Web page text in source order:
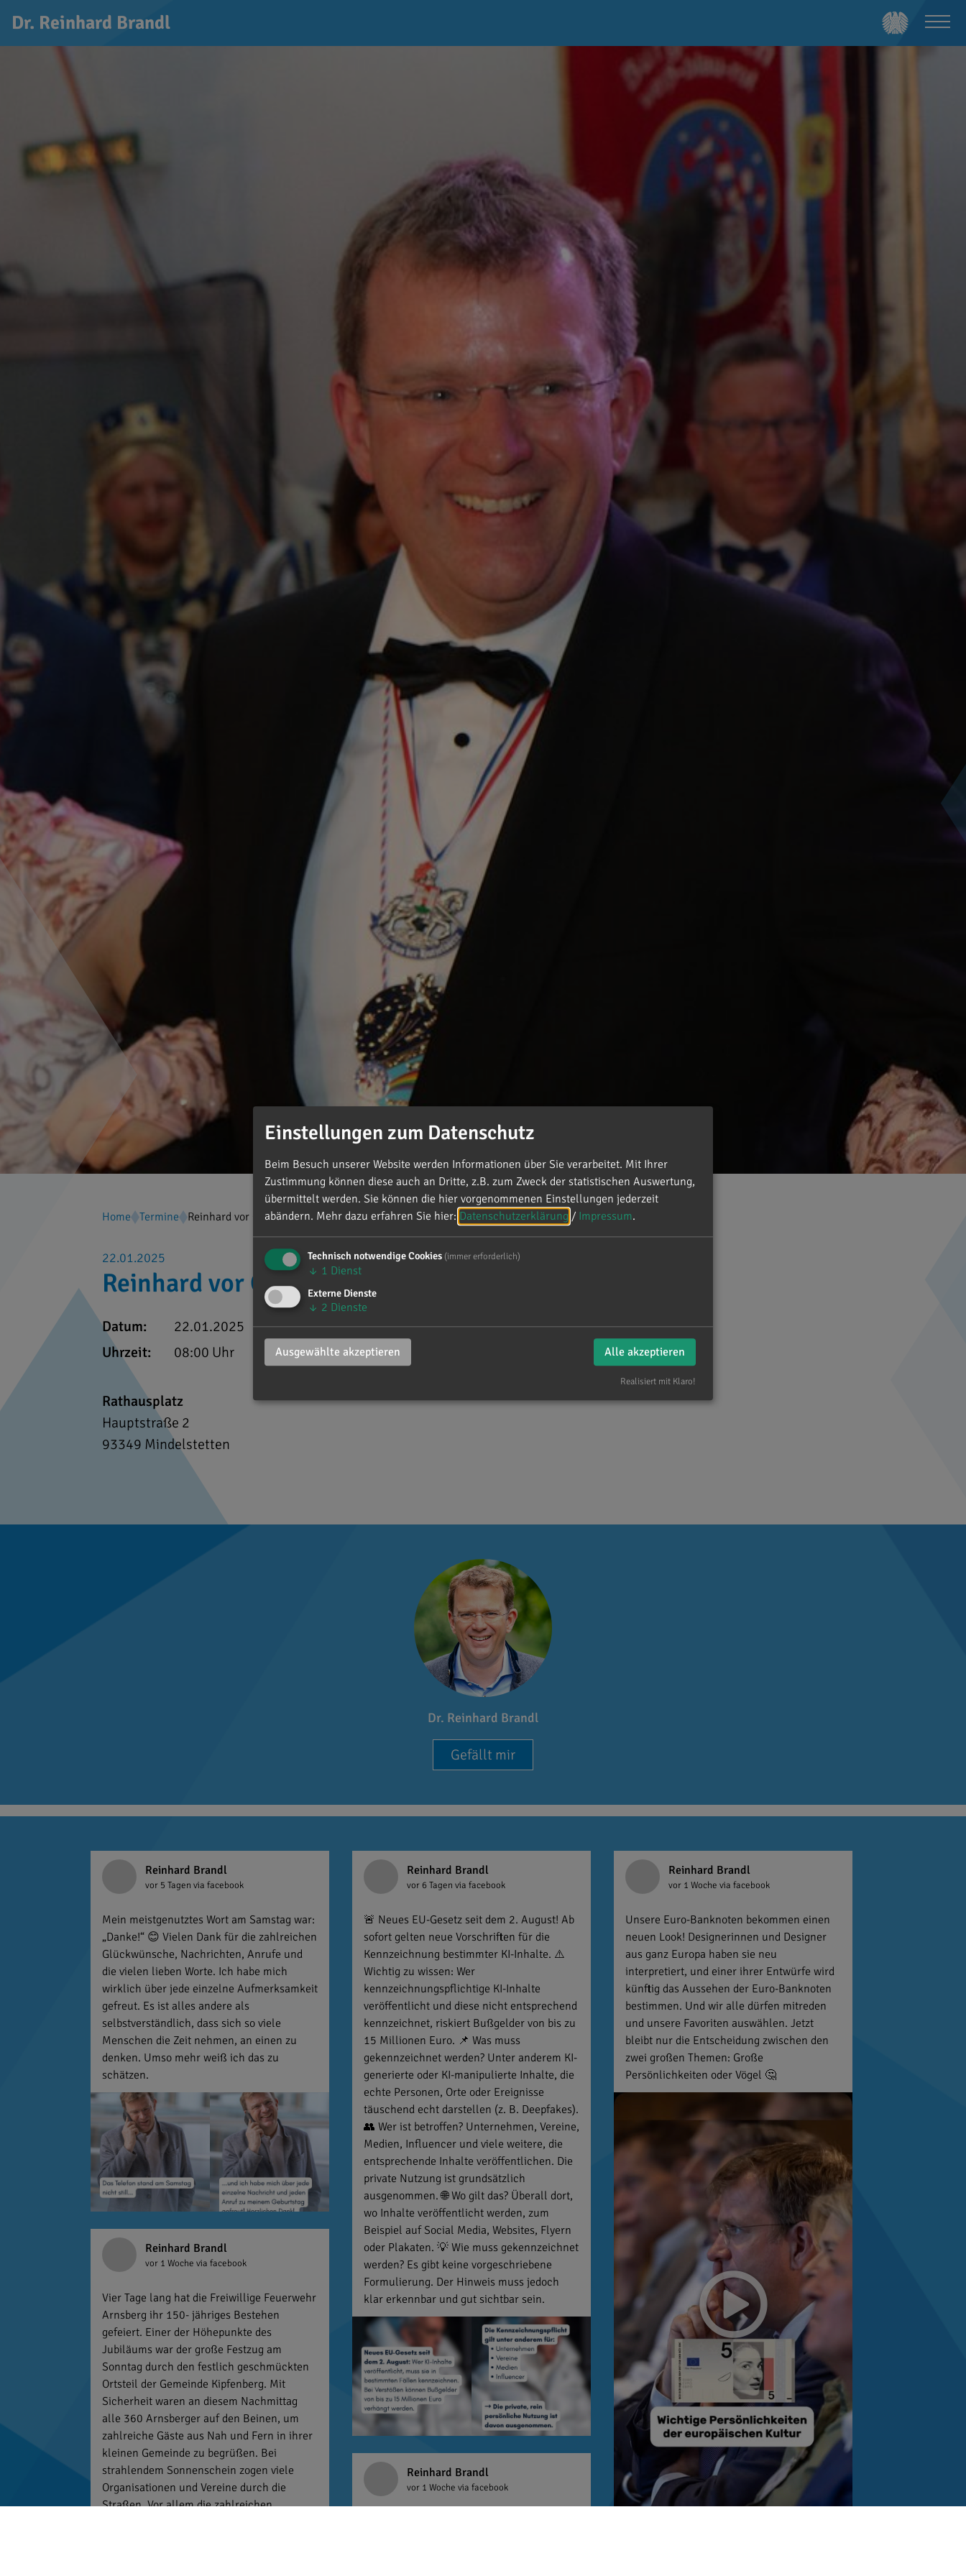
Dr. Reinhard Brandl
Home Termine Reinhard vor Ort in Mindelstetten
22.01.2025
Reinhard vor Ort in Mindelstetten
Datum:
22.01.2025
Uhrzeit:
08:00 Uhr
Rathausplatz
Hauptstraße 2
93349 Mindelstetten
Dr. Reinhard Brandl
Gefällt mir
Reinhard Brandl
vor 5 Tagen via facebook
Mein meistgenutztes Wort am Samstag war:
„Danke!“ 😊 Vielen Dank für die zahlreichen
Glückwünsche, Nachrichten, Anrufe und
die vielen lieben Worte. Ich habe mich
wirklich über jede einzelne Aufmerksamkeit
gefreut. Es ist alles andere als
selbstverständlich, dass sich so viele
Menschen die Zeit nehmen, an einen zu
denken. Umso mehr weiß ich das zu
schätzen.
Reinhard Brandl
vor 6 Tagen via facebook
🚨 Neues EU-Gesetz seit dem 2. August! Ab
sofort gelten neue Vorschriften für die
Kennzeichnung bestimmter KI-Inhalte. ⚠️
Wichtig zu wissen: Wer
kennzeichnungspflichtige KI-Inhalte
veröffentlicht und diese nicht entsprechend
kennzeichnet, riskiert Bußgelder von bis zu
15 Millionen Euro. 📌 Was muss
gekennzeichnet werden? Unter anderem KI-
generierte oder KI-manipulierte Inhalte, die
echte Personen, Orte oder Ereignisse
täuschend echt darstellen (z. B. Deepfakes).
👥 Wer ist betroffen? Unternehmen, Vereine,
Medien, Influencer und viele weitere, die
entsprechende Inhalte veröffentlichen. Die
private Nutzung ist grundsätzlich
ausgenommen. 🌐 Wo gilt das? Überall dort,
wo Inhalte veröffentlicht werden, zum
Beispiel auf Social Media, Websites, Flyern
oder Plakaten. 💡 Wie muss gekennzeichnet
werden? Es gibt keine vorgeschriebene
Formulierung. Der Hinweis muss jedoch
klar erkennbar und gut sichtbar sein.
Reinhard Brandl
vor 1 Woche via facebook
Unsere Euro-Banknoten bekommen einen
neuen Look! Designerinnen und Designer
aus ganz Europa haben sie neu
interpretiert, und einer ihrer Entwürfe wird
künftig das Aussehen der Euro-Banknoten
bestimmen. Und wir alle dürfen mitreden
und unsere Favoriten auswählen. Jetzt
bleibt nur die Entscheidung zwischen den
zwei großen Themen: Große
Persönlichkeiten oder Vögel 🤔
Reinhard Brandl
vor 1 Woche via facebook
Vier Tage lang hat die Freiwillige Feuerwehr
Arnsberg ihr 150- jähriges Bestehen
gefeiert. Einer der Höhepunkte des
Jubiläums war der große Festzug am
Sonntag durch den festlich geschmückten
Ortsteil der Gemeinde Kipfenberg. Mit
Sicherheit waren an diesem Nachmittag
alle 360 Arnsberger auf den Beinen, um
zahlreiche Gäste aus Nah und Fern in ihrer
kleinen Gemeinde zu begrüßen. Bei
strahlendem Sonnenschein zogen viele
Organisationen und Vereine durch die
Straßen. Vor allem die zahlreichen
Reinhard Brandl
vor 1 Woche via facebook
Einstellungen zum Datenschutz
Beim Besuch unserer Website werden Informationen über Sie verarbeitet. Mit Ihrer
Zustimmung können diese auch an Dritte, z.B. zum Zweck der statistischen Auswertung,
übermittelt werden. Sie können die hier vorgenommenen Einstellungen jederzeit
abändern. Mehr dazu erfahren Sie hier: Datenschutzerklärung / Impressum.
Technisch notwendige Cookies (immer erforderlich)
↓ 1 Dienst
Externe Dienste
↓ 2 Dienste
Ausgewählte akzeptieren Alle akzeptieren
Realisiert mit Klaro!